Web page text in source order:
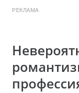
РЕКЛАМА